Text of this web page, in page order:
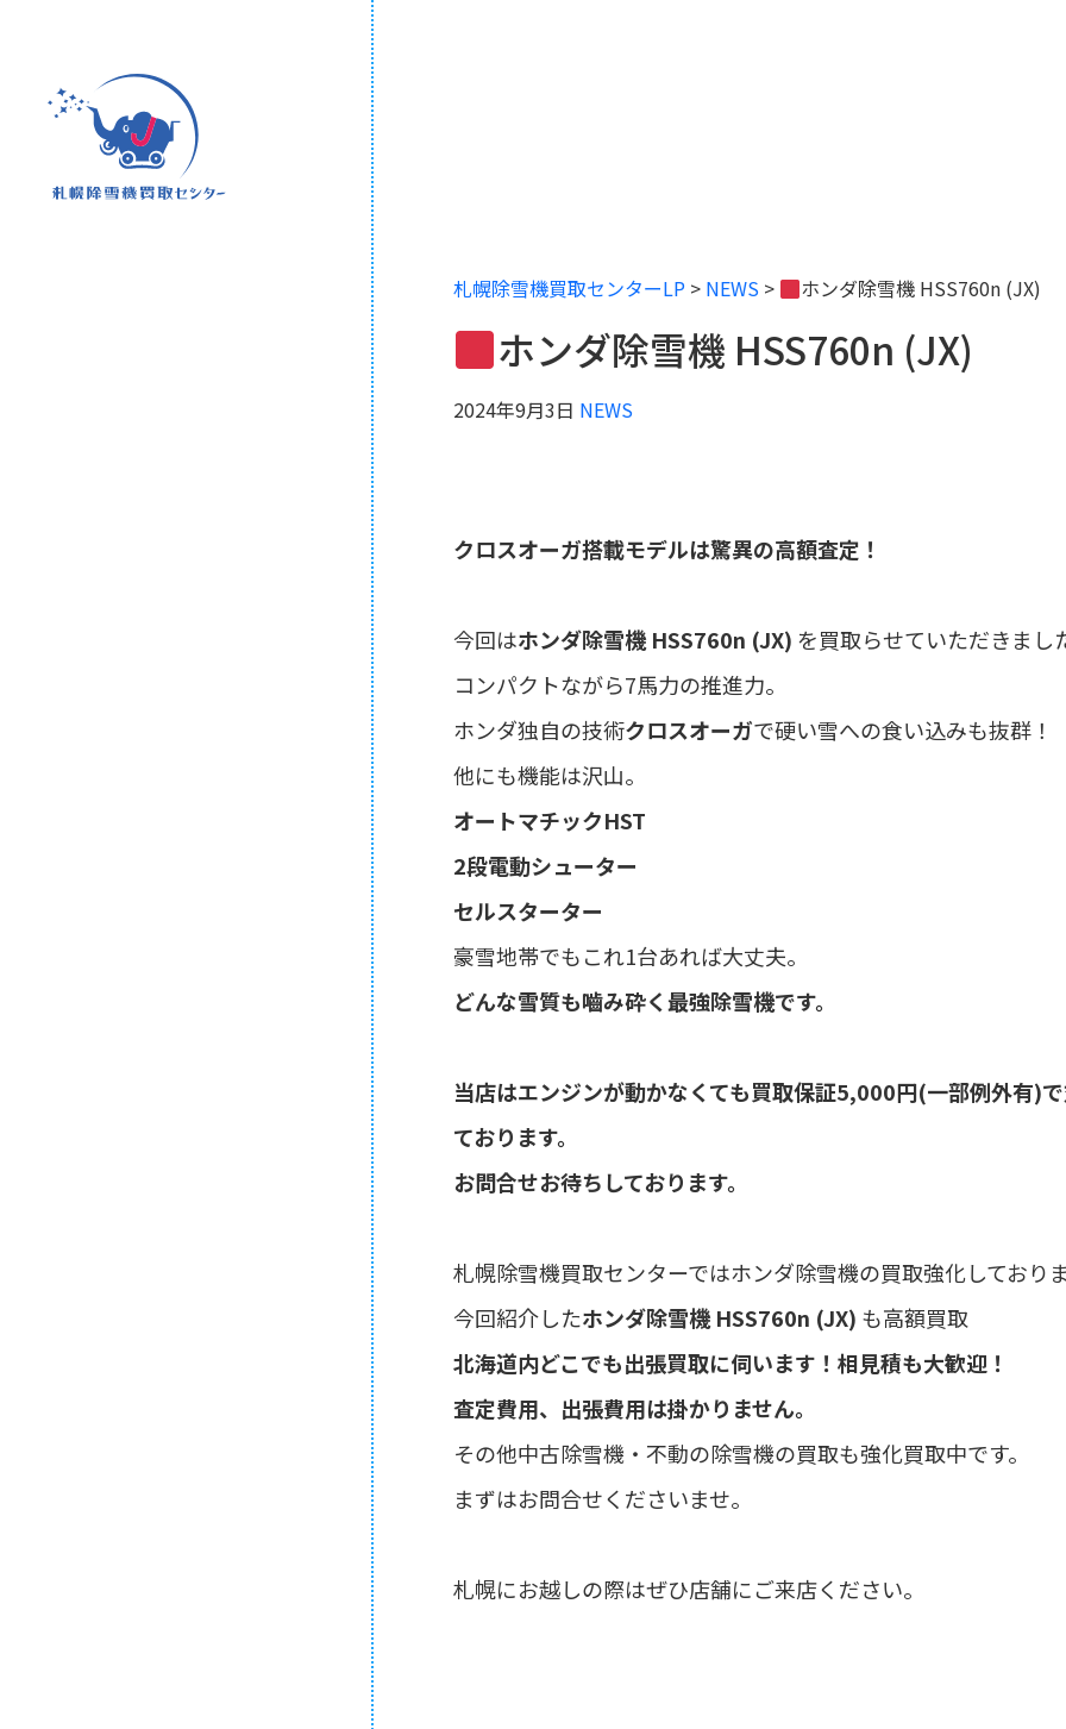
札幌除雪機買取センターLP > NEWS > ホンダ除雪機 HSS760n (JX)
ホンダ除雪機 HSS760n (JX)
2024年9月3日 NEWS
クロスオーガ搭載モデルは驚異の高額査定！
今回はホンダ除雪機 HSS760n (JX) を買取らせていただきまし
コンパクトながら7馬力の推進力。
ホンダ独自の技術クロスオーガで硬い雪への食い込みも抜群！
他にも機能は沢山。
オートマチックHST
2段電動シューター
セルスターター
豪雪地帯でもこれ1台あれば大丈夫。
どんな雪質も嚙み砕く最強除雪機です。
当店はエンジンが動かなくても買取保証5,000円(一部例外有)
ております。
お問合せお待ちしております。
札幌除雪機買取センターではホンダ除雪機の買取強化しており
今回紹介したホンダ除雪機 HSS760n (JX) も高額買取
北海道内どこでも出張買取に伺います！相見積も大歓迎！
査定費用、出張費用は掛かりません。
その他中古除雪機・不動の除雪機の買取も強化買取中です。
まずはお問合せくださいませ。
札幌にお越しの際はぜひ店舗にご来店ください。